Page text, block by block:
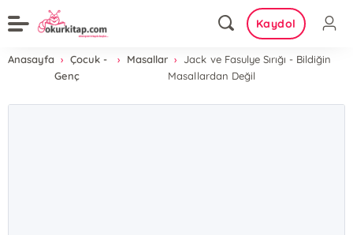
Kaydol
Anasayfa
Çocuk -
Genç
Masallar
Jack ve Fasulye Sırığı - Bildiğin
Masallardan Değil